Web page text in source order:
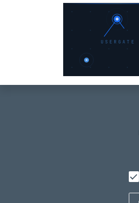
USERGATE